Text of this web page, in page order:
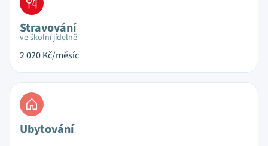
Stravování
ve školní jídelně
2 020Kč/měsíc
Ubytování